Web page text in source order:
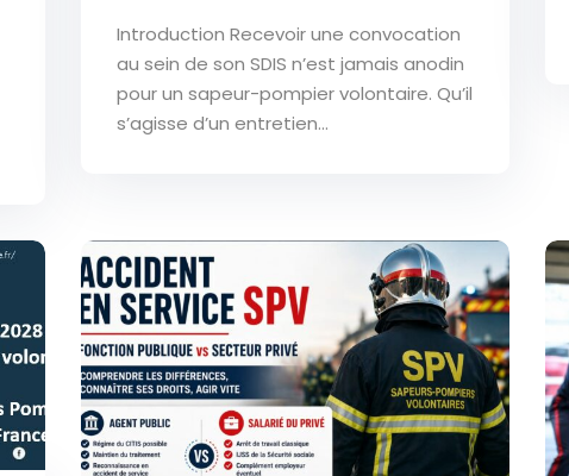
Introduction Recevoir une convocation
au sein de son SDIS n’est jamais anodin
pour un sapeur-pompier volontaire. Qu’il
s’agisse d’un entretien...